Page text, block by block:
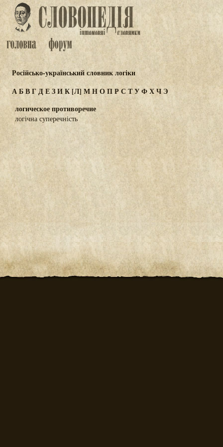
Російсько-український словник логіки
АБВГДЕЗИК [Л] МНОПРС ТУФХЧЭ
логическое противоречие
логічна суперечність